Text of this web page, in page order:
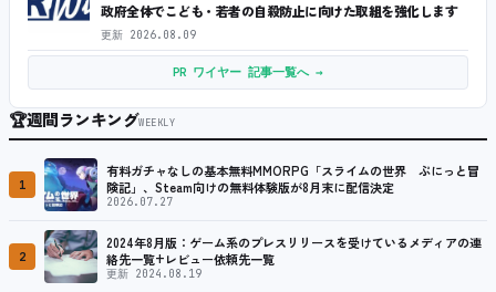
政府全体でこども・若者の自殺防止に向けた取組を強化します
更新 2026.08.09
PR ワイヤー 記事一覧へ →
🏆週間ランキングWEEKLY
1
有料ガチャなしの基本無料MMORPG「スライムの世界 ぷにっと冒
険記」、Steam向けの無料体験版が8月末に配信決定
2026.07.27
2
2024年8月版：ゲーム系のプレスリリースを受けているメディアの連
絡先一覧+レビュー依頼先一覧
更新 2024.08.19